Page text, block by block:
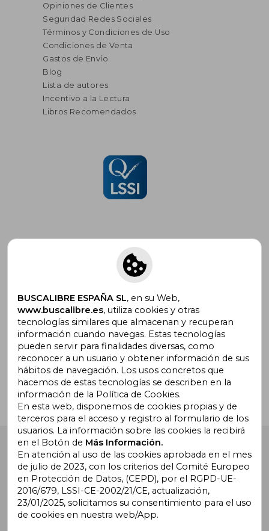
Opiniones de Clientes
Seguridad Redes Sociales
Términos y Condiciones de Uso
Condiciones de Venta
Gastos de Envío
Blog
Lista de autores
Incentivo a la Lectura
Libros Recomendados
Suscríbete para recibir ofertas y
promociones
¿Necesitas ayuda?
Ir a Centro de Soporte
Buscalibre España. Calle Energía, 65, Nave 3 (08940),
Cornellà de Llobregat, Barcelona. Derechos Reservados.
Buscalibre Argentina| Buscalibre Chile
BUSCALIBRE ESPAÑA SL, en su Web,
www.buscalibre.es, utiliza cookies y otras
tecnologías similares que almacenan y recuperan
información cuando navegas. Estas tecnologías
pueden servir para finalidades diversas, como
reconocer a un usuario y obtener información de sus
hábitos de navegación. Los usos concretos que
hacemos de estas tecnologías se describen en la
información de la Política de Cookies.
En esta web, disponemos de cookies propias y de
terceros para el acceso y registro al formulario de los
usuarios. La información sobre las cookies la recibirá
en el Botón de Más Información.
En atención al uso de las cookies aprobada en el mes
de julio de 2023, con los criterios del Comité Europeo
en Protección de Datos, (CEPD), por el RGPD-UE-
2016/679, LSSI-CE-2002/21/CE, actualización,
23/01/2025, solicitamos su consentimiento para el uso
de cookies en nuestra web/App.